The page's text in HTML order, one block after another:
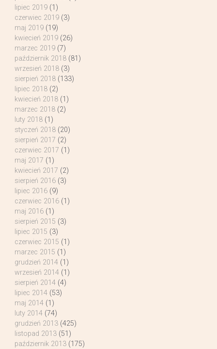
lipiec 2019 (1)
czerwiec 2019 (3)
maj 2019 (19)
kwiecień 2019 (26)
marzec 2019 (7)
październik 2018 (81)
wrzesień 2018 (3)
sierpień 2018 (133)
lipiec 2018 (2)
kwiecień 2018 (1)
marzec 2018 (2)
luty 2018 (1)
styczeń 2018 (20)
sierpień 2017 (2)
czerwiec 2017 (1)
maj 2017 (1)
kwiecień 2017 (2)
sierpień 2016 (3)
lipiec 2016 (9)
czerwiec 2016 (1)
maj 2016 (1)
sierpień 2015 (3)
lipiec 2015 (3)
czerwiec 2015 (1)
marzec 2015 (1)
grudzień 2014 (1)
wrzesień 2014 (1)
sierpień 2014 (4)
lipiec 2014 (53)
maj 2014 (1)
luty 2014 (74)
grudzień 2013 (425)
listopad 2013 (51)
październik 2013 (175)